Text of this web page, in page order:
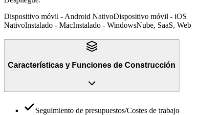
Dispositivo móvil - Android NativoDispositivo móvil - iOS
NativoInstalado - MacInstalado - WindowsNube, SaaS, Web
Características y Funciones de Construcción
Seguimiento de presupuestos/Costes de trabajo